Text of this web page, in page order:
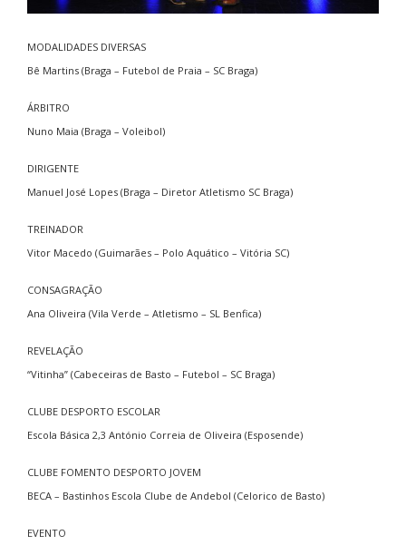
MODALIDADES DIVERSAS
Bê Martins (Braga – Futebol de Praia – SC Braga)
ÁRBITRO
Nuno Maia (Braga – Voleibol)
DIRIGENTE
Manuel José Lopes (Braga – Diretor Atletismo SC Braga)
TREINADOR
Vitor Macedo (Guimarães – Polo Aquático – Vitória SC)
CONSAGRAÇÃO
Ana Oliveira (Vila Verde – Atletismo – SL Benfica)
REVELAÇÃO
“Vitinha” (Cabeceiras de Basto – Futebol – SC Braga)
CLUBE DESPORTO ESCOLAR
Escola Básica 2,3 António Correia de Oliveira (Esposende)
CLUBE FOMENTO DESPORTO JOVEM
BECA – Bastinhos Escola Clube de Andebol (Celorico de Basto)
EVENTO